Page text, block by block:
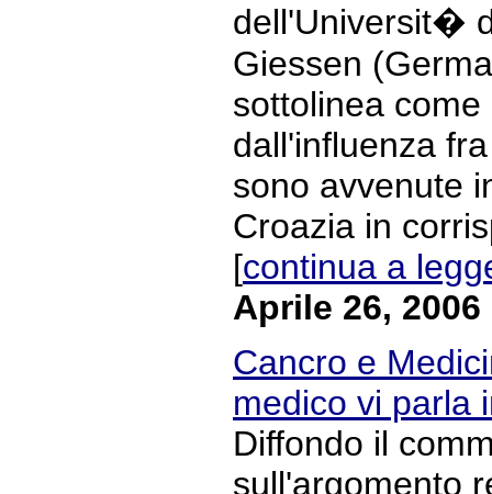
dell'Universit�
Giessen
sottolinea
dall'influenza
sono avvenute
Croazia in
[continua a
Aprile 26, 2006
Cancro e
medico vi parla
Diffondo il
sull'argomento